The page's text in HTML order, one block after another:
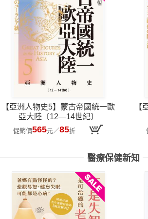
【亞洲人物史5】蒙古帝國統一歐
亞大陸〔12—14世紀〕
促銷價565元／85折
【
醫療保健新知